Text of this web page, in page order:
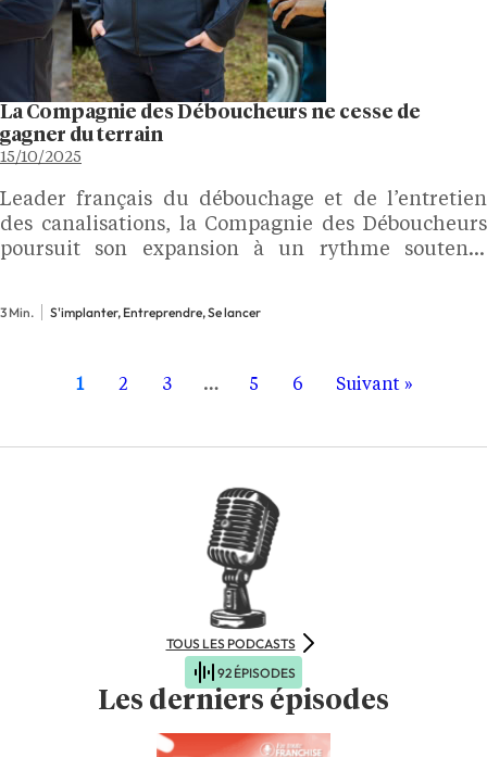
La Compagnie des Déboucheurs ne cesse de
gagner du terrain
15/10/2025
Leader français du débouchage et de l’entretien
des canalisations, la Compagnie des Déboucheurs
poursuit son expansion à un rythme soutenu.
Grégory Bonhomme, vient d’annoncer trois
nouvelles implantations à Cannes, Narbonne et
3 Min. S'implanter, Entreprendre, Se lancer
1 2 3 … 5 6 Suivant »
92 ÉPISODES
Les derniers épisodes
TOUS LES PODCASTS